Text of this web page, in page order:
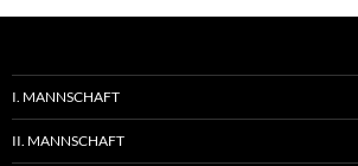
I. MANNSCHAFT
II. MANNSCHAFT